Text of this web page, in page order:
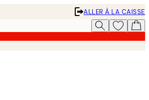
ALLER À LA CAISSE